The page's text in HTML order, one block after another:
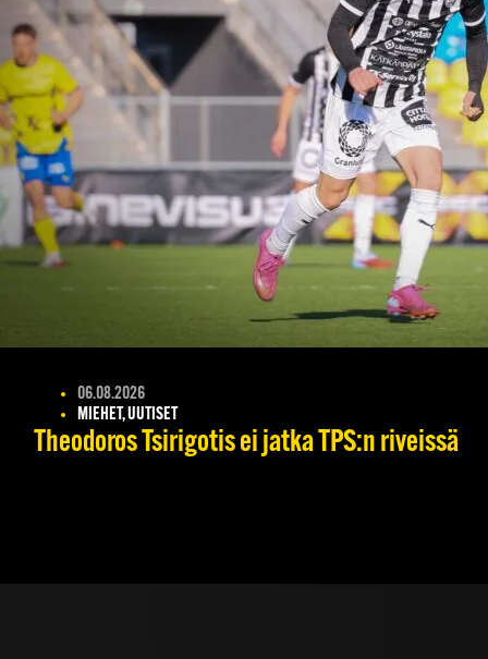
06.08.2026
MIEHET, UUTISET
Theodoros Tsirigotis ei jatka TPS:n riveissä